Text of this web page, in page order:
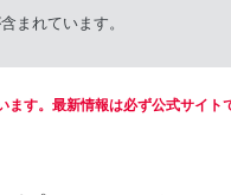
まれています。
す。最新情報は必ず公式サイト